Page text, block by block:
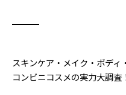
スキンケア・メイク・ボデ
コンビニコスメの実力大調査